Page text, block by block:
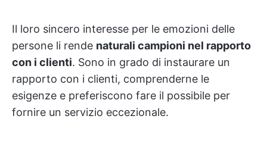
Il loro sincero interesse per le emozioni delle
persone li rende naturali campioni nel rapporto
con i clienti. Sono in grado di instaurare un
rapporto con i clienti, comprenderne le
esigenze e preferiscono fare il possibile per
fornire un servizio eccezionale.